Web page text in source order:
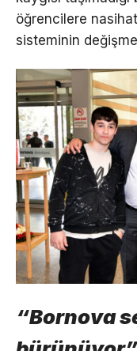
öğrencilere
sisteminin
“Bornova